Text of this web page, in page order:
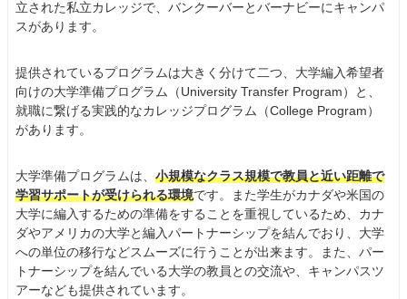
立された私立カレッジで、バンクーバーとバーナビーにキャンパ
スがあります。
提供されているプログラムは大きく分けて二つ、大学編入希望者
向けの大学準備プログラム（University Transfer Program）と、
就職に繋げる実践的なカレッジプログラム（College Program）
があります。
大学準備プログラムは、 小規模なクラス規模で教員と近い距離で
学習サポートが受けられる環境です。また学生がカナダや米国の
大学に編入するための準備をすることを重視しているため、カナ
ダやアメリカの大学と編入パートナーシップを結んでおり、大学
への単位の移行などスムーズに行うことが出来ます。また、パー
トナーシップを結んでいる大学の教員との交流や、キャンパスツ
アーなども提供されています。